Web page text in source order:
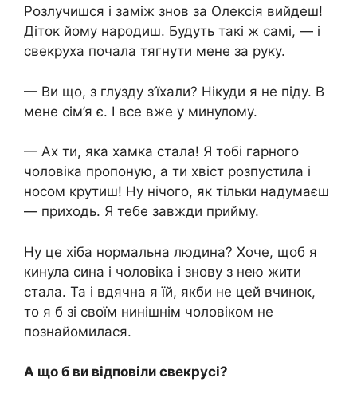
Розлучишся і заміж знов за Олексія вийдеш!
Діток йому народиш. Будуть такі ж самі, — і
свекруха почала тягнути мене за руку.
— Ви що, з глузду з’їхали? Нікуди я не піду. В
мене сім’я є. І все вже у минулому.
— Ах ти, яка хамка стала! Я тобі гарного
чоловіка пропоную, а ти хвіст розпустила і
носом крутиш! Ну нічого, як тільки надумаєш
— приходь. Я тебе завжди прийму.
Ну це хіба нормальна людина? Хоче, щоб я
кинула сина і чоловіка і знову з нею жити
стала. Та і вдячна я їй, якби не цей вчинок,
то я б зі своїм нинішнім чоловіком не
познайомилася.
А що б ви відповіли свекрусі?